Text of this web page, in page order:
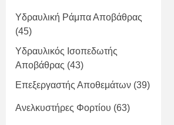
Υδραυλική Ράμπα Αποβάθρας
(45)
Υδραυλικός Ισοπεδωτής
Αποβάθρας (43)
Επεξεργαστής Αποθεμάτων (39)
Ανελκυστήρες Φορτίου (63)